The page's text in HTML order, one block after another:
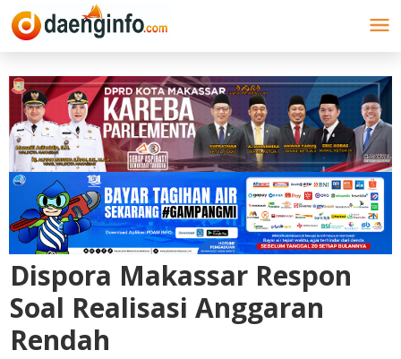
Lewati
ke
Dispora Makassar Respon
Soal Realisasi Anggaran
Rendah